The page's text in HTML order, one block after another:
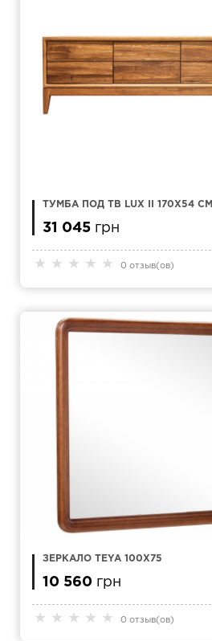
★ ★ ★ ★ ★ 0 отзыв(ов)
ТУМБА ПОД ТВ LUX II 170X54 СМ
31 045 грн
★ ★ ★ ★ ★ 0 отзыв(ов)
ЗЕРКАЛО TEYA 100Х75
10 560 грн